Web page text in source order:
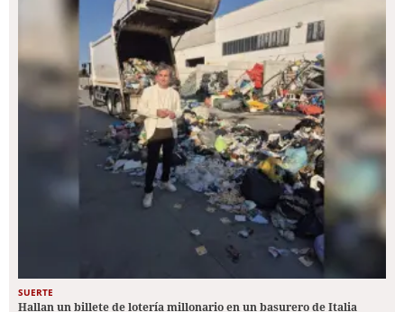
SUERTE
Hallan un billete de lotería millonario en un basurero de Italia